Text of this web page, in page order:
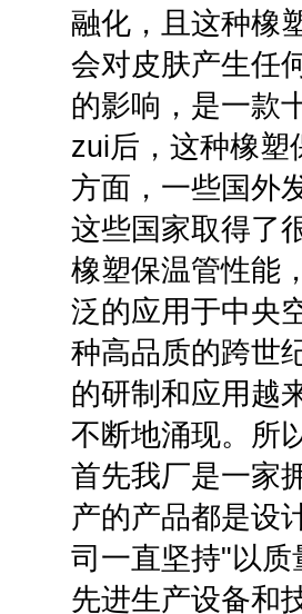
融化，且这种橡
会对皮肤产生任
的影响，是一款
zui后，这种橡塑
方面，一些国外
这些国家取得了
橡塑保温管性能
泛的应用于中央
种高品质的跨世
的研制和应用越
不断地涌现。所
首先我厂是一家
产的产品都是设
司一直坚持"以质
先进生产设备和